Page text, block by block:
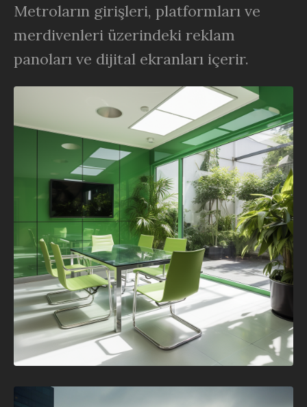
Metroların girişleri, platformları ve
merdivenleri üzerindeki reklam
panoları ve dijital ekranları içerir.